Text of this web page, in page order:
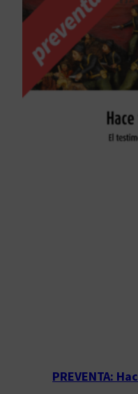
PREVENTA: